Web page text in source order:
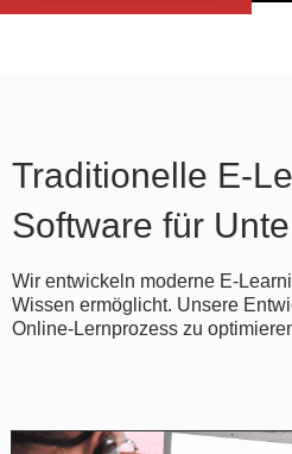
Traditionelle E-
Software für
Wir entwickeln moderne E-
Wissen ermöglicht. Unsere
Online-Lernprozess zu